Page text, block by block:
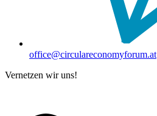
office@circulareconomyforum.at
Vernetzen wir uns!